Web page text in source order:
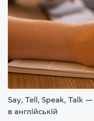
Say, Tell, Speak, Talk
в англійській